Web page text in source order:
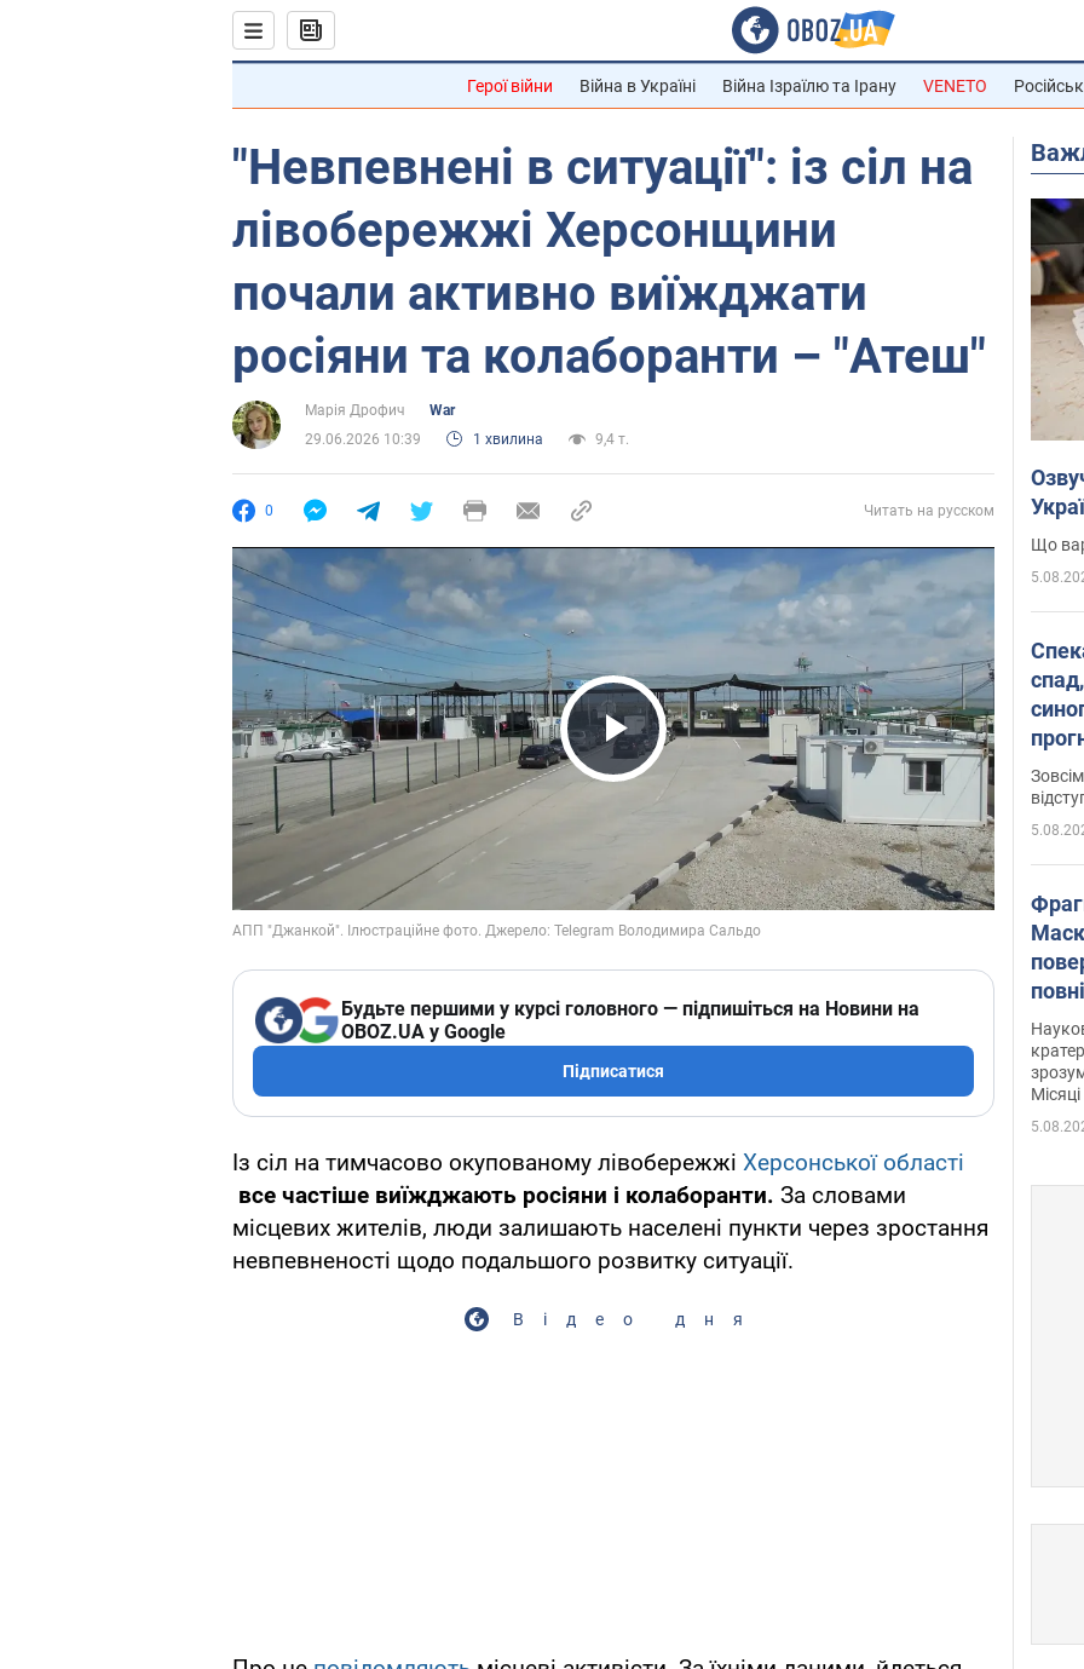
Герої війни Війна в Україні Війна Ізраїлю та Ірану VENETO
"Невпевнені в ситуації": із сіл на
лівобережжі Херсонщини
почали активно виїжджати
росіяни та колаборанти – "Атеш"
Марія Дрофич
War
29.06.2026 10:39
1 хвилина 9,4 т.
0 Читать на русском
Play Video
Будьте першими у курсі головного — підпишіться на Новини на
OBOZ.UA у Google
Підписатися
Із сіл на тимчасово окупованому лівобережжі Херсонської області
все частіше виїжджають росіяни і колаборанти. За словами
місцевих жителів, люди залишають населені пункти через зростання
невпевненості щодо подальшого розвитку ситуації.
Відео дня
Що
усе
Місяці